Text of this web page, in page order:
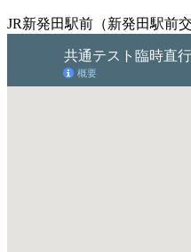
JR新発田駅前（新発田駅前